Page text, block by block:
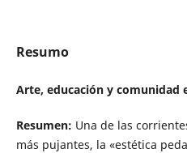
Resumo
Arte, educación y comunidad
Resumen: Una de las
más pujantes, la «estética